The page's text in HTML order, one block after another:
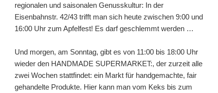
regionalen und saisonalen Genusskultur: In der
Eisenbahnstr. 42/43 trifft man sich heute zwischen 9:00 und
16:00 Uhr zum Apfelfest! Es darf geschlemmt werden …
Und morgen, am Sonntag, gibt es von 11:00 bis 18:00 Uhr
wieder den HANDMADE SUPERMARKET:, der zurzeit alle
zwei Wochen stattfindet: ein Markt für handgemachte, fair
gehandelte Produkte. Hier kann man vom Keks bis zum